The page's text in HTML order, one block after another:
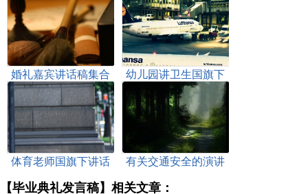
婚礼嘉宾讲话稿集合
幼儿园讲卫生国旗下
讲话稿
体育老师国旗下讲话
有关交通安全的演讲
【毕业典礼发言稿】相关文章：